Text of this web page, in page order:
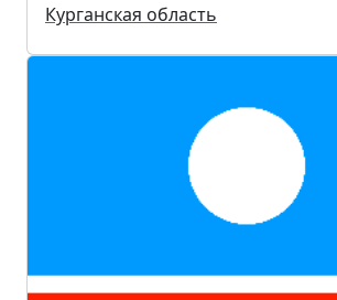
Курганская область